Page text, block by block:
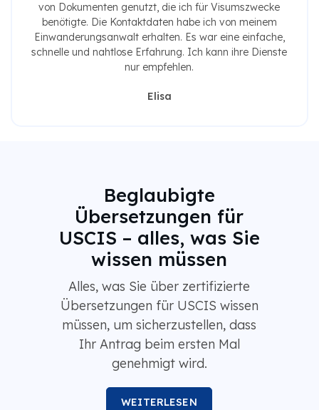
von Dokumenten genutzt, die ich für Visumszwecke
benötigte. Die Kontaktdaten habe ich von meinem
Einwanderungsanwalt erhalten. Es war eine einfache,
schnelle und nahtlose Erfahrung. Ich kann ihre Dienste
nur empfehlen.
Elisa
Beglaubigte
Übersetzungen für
USCIS – alles, was Sie
wissen müssen
Alles, was Sie über zertifizierte
Übersetzungen für USCIS wissen
müssen, um sicherzustellen, dass
Ihr Antrag beim ersten Mal
genehmigt wird.
WEITERLESEN